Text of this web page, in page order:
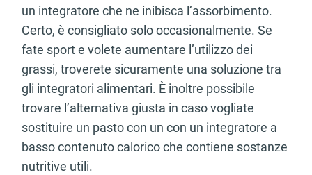
un integratore che ne inibisca l’assorbimento.
Certo, è consigliato solo occasionalmente. Se
fate sport e volete aumentare l’utilizzo dei
grassi, troverete sicuramente una soluzione tra
gli integratori alimentari. È inoltre possibile
trovare l’alternativa giusta in caso vogliate
sostituire un pasto con un con un integratore a
basso contenuto calorico che contiene sostanze
nutritive utili.